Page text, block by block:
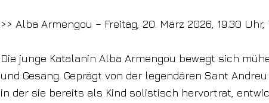
>> Alba Armengou – Freitag, 20. März 2026, 19.30 Uhr,
Die junge Katalanin Alba Armengou bewegt sich
und Gesang. Geprägt von der legendären Sant
in der sie bereits als Kind solistisch hervortrat,